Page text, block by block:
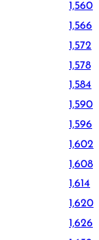
1,560
1,566
1,572
1,578
1,584
1,590
1,596
1,602
1,608
1,614
1,620
1,626